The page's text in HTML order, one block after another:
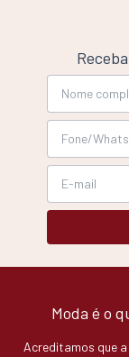
Moda é o
Acreditamos que